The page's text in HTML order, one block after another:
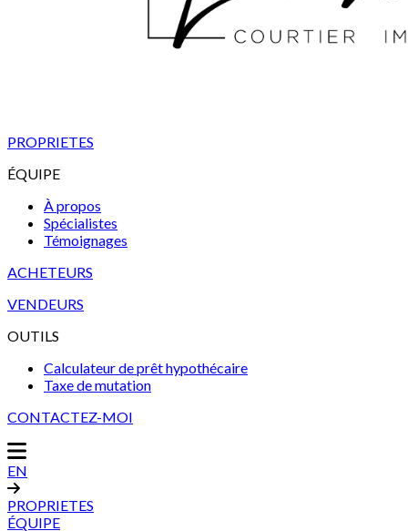
PROPRIETES
ÉQUIPE
À propos
Spécialistes
Témoignages
ACHETEURS
VENDEURS
OUTILS
Calculateur de prêt hypothécaire
Taxe de mutation
CONTACTEZ-MOI
EN
PROPRIETES
ÉQUIPE